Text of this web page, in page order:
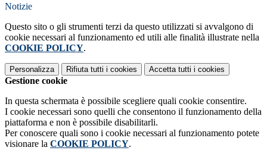
Notizie
Questo sito o gli strumenti terzi da questo utilizzati si avvalgono di
cookie necessari al funzionamento ed utili alle finalità illustrate nella
COOKIE POLICY.
Personalizza Rifiuta tutti i cookies Accetta tutti i cookies
Gestione cookie
In questa schermata è possibile scegliere quali cookie consentire.
I cookie necessari sono quelli che consentono il funzionamento della
piattaforma e non è possibile disabilitarli.
Per conoscere quali sono i cookie necessari al funzionamento potete
visionare la COOKIE POLICY.